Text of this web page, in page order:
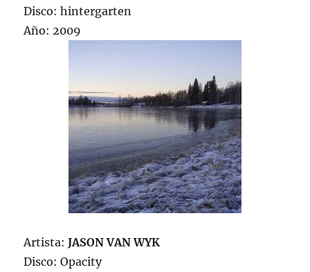
Disco: hintergarten
Año: 2009
Artista:JASON VAN WYK
Disco: Opacity